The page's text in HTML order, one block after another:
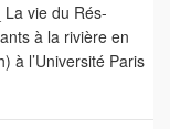
La vie du Rés-
à la rivière en
à l’Université Paris